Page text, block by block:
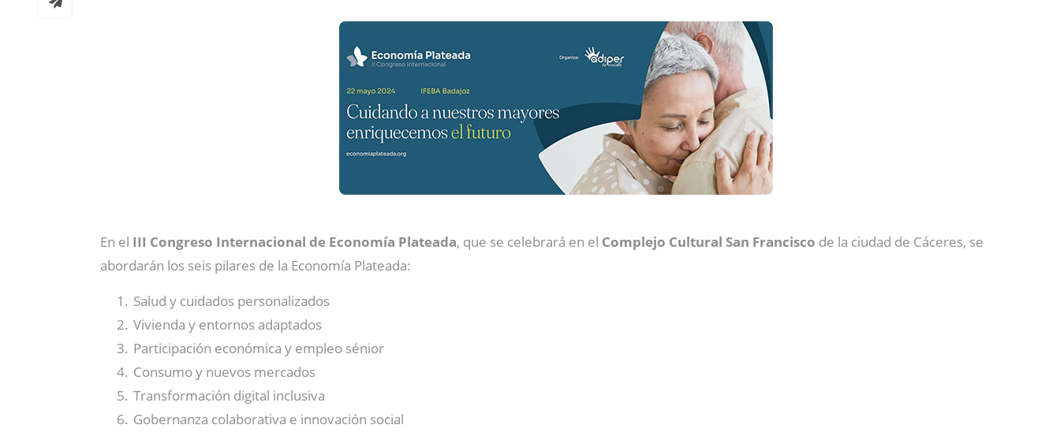
En el III Congreso Internacional de Economía Plateada, que se celebrará en el Complejo Cultural San Francisco de la ciudad de Cáceres, se
abordarán los seis pilares de la Economía Plateada:
Salud y cuidados personalizados
Vivienda y entornos adaptados
Participación económica y empleo sénior
Consumo y nuevos mercados
Transformación digital inclusiva
Gobernanza colaborativa e innovación social